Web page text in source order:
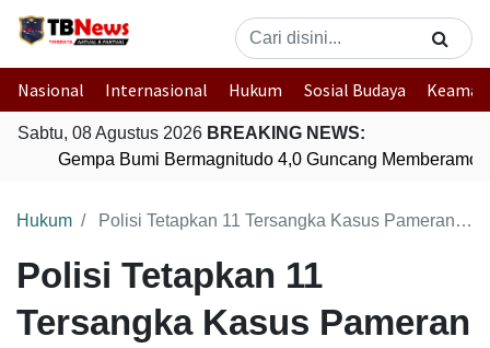
Nasional Internasional Hukum Sosial Budaya
Sabtu, 08 Agustus 2026 BREAKING NEWS:
Gempa Bumi Bermagnitudo 4,0 Guncang Memberamo
Hukum Polisi Tetapkan 11 Tersangka Kasus Pameran Film Porno, Ada Siskaee dan Meli 3gp
Polisi Tetapkan 11
Tersangka Kasus Pameran